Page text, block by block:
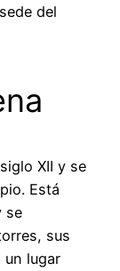
del
XII y se
Está
se
sus
un lugar